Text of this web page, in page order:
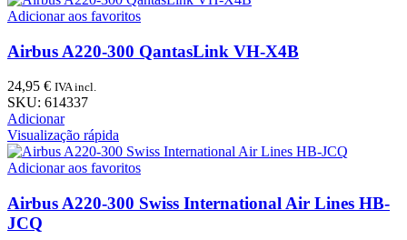
Adicionar aos favoritos
Airbus A220-300 QantasLink VH-X4B
24,95 € IVA incl.
SKU: 614337
Adicionar
Visualização rápida
Adicionar aos favoritos
Airbus A220-300 Swiss International Air Lines HB-
JCQ